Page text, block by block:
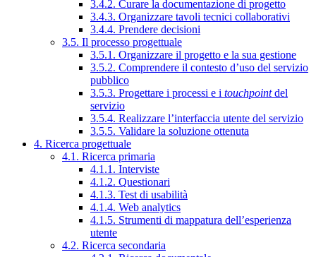
3.4.2. Curare la documentazione di progetto
3.4.3. Organizzare tavoli tecnici collaborativi
3.4.4. Prendere decisioni
3.5. Il processo progettuale
3.5.1. Organizzare il progetto e la sua gestione
3.5.2. Comprendere il contesto d’uso del servizio
pubblico
3.5.3. Progettare i processi e i touchpointdel
servizio
3.5.4. Realizzare l’interfaccia utente del servizio
3.5.5. Validare la soluzione ottenuta
4. Ricerca progettuale
4.1. Ricerca primaria
4.1.1. Interviste
4.1.2. Questionari
4.1.3. Test di usabilità
4.1.4. Web analytics
4.1.5. Strumenti di mappatura dell’esperienza
utente
4.2. Ricerca secondaria